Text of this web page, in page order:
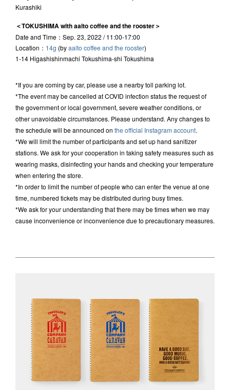
Kurashiki
＜TOKUSHIMA with aalto coffee and the rooster＞
Date and Time：Sep. 23, 2022 / 11:00-17:00
Location： 14g (byaalto coffee and the rooster)
1-14 Higashishinmachi Tokushima-shi Tokushima
*If you are coming by car, please use a nearby toll parking lot.
*The event may be cancelled at COVID infection status the request of
the government or local government, severe weather conditions, or
other unavoidable circumstances. Please understand. Any changes to
the schedule will be announced on the official Instagram account.
*We will limit the number of participants and set up hand sanitizer
stations. We ask for your cooperation in taking safety measures such as
wearing masks, disinfecting your hands and checking your temperature
when entering the store.
*In order to limit the number of people who can enter the venue at one
time, numbered tickets may be distributed during busy times.
*We ask for your understanding that there may be times when we may
cause inconvenience or inconvenience due to precautionary measures.